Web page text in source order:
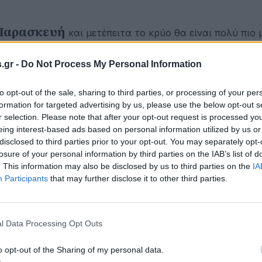
- Do Not Process My Personal Information
opt-out of the sale, sharing to third parties, or processing of your
for targeted advertising by us, please use the below opt-out
selection. Please note that after your opt-out request is processed
interest-based ads based on personal information utilized by us
to third parties prior to your opt-out. You may separately
of your personal information by third parties on the IAB’s list of
This information may also be disclosed by us to third parties on the
Participants that may further disclose it to other third parties.
Data Processing Opt Outs
opt-out of the Sharing of my personal data.
και μετέπειτα το κρύο θα είναι πολύ πιο
προς το βόρειο Αιγαίο και στον Πατραϊκό κόλπο,
βρίσκεται υπό το μηδέν. Ο καιρός θα είναι πιο
ο καιρός θα βελτιωθεί σε αυτές τις περιοχές.
κάποιες βροχές προς τα βορειοδυτικά. Στο ίδιο
να αλλάξει, καθώς οι χαμηλές θερμοκρασίες θα
ενώ δεν αποκλείεται να ψιχαλίσει και να βρέξει
της ίδια μέρας αναμένεται οι βροχές της
βροχοπτώσεις στις δυτικές νοτιοδυτικές
απόγευμα, ενώ το μεσημέρι δεν αποκλείεται να
και στην νότια Πελοπόννησο όπως και στα νησιά του